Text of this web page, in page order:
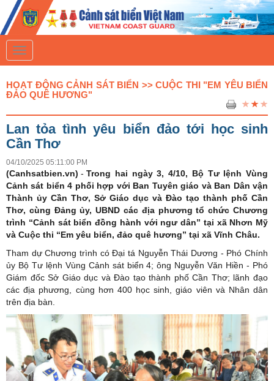
T
o
g
l
e
v
i
g
a
i
o
n
HOẠT ĐỘNG CẢNH SÁT BIỂN >> CUỘC THI "EM YÊU BIỂN
ĐẢO QUÊ HƯƠNG"
Lan tỏa tình yêu biển đảo tới học sinh
Cần Thơ
04/10/2025 05:11:00 PM
(Canhsatbien.vn) - Trong hai ngày 3, 4/10, Bộ Tư lệnh Vùng
Cảnh sát biển 4 phối hợp với Ban Tuyên giáo và Ban Dân vận
Thành ủy Cần Thơ, Sở Giáo dục và Đào tạo thành phố Cần
Thơ, cùng Đảng ủy, UBND các địa phương tổ chức Chương
trình “Cảnh sát biển đồng hành với ngư dân” tại xã Nhơn Mỹ
và Cuộc thi “Em yêu biển, đảo quê hương” tại xã Vĩnh Châu.
Tham dự Chương trình có Đại tá Nguyễn Thái Dương - Phó Chính
ủy Bộ Tư lệnh Vùng Cảnh sát biển 4; ông Nguyễn Văn Hiền - Phó
Giám đốc Sở Giáo dục và Đào tạo thành phố Cần Thơ; lãnh đạo
các địa phương, cùng hơn 400 học sinh, giáo viên và Nhân dân
trên địa bàn.